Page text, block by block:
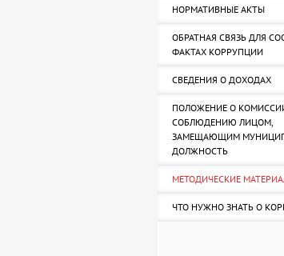
НОРМАТИВНЫЕ АКТЫ
ОБРАТНАЯ СВЯЗЬ ДЛЯ
ФАКТАХ КОРРУПЦИИ
СВЕДЕНИЯ О ДОХОДАХ
ПОЛОЖЕНИЕ О
СОБЛЮДЕНИЮ ЛИЦОМ,
ЗАМЕЩАЮЩИМ
ДОЛЖНОСТЬ
МЕТОДИЧЕСКИЕ
ЧТО НУЖНО ЗНАТЬ О